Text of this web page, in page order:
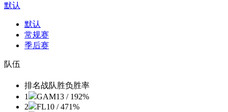
默认
默认
常规赛
季后赛
队伍
排名战队胜负胜率
1
GAM13 / 192%
2
FL10 / 471%